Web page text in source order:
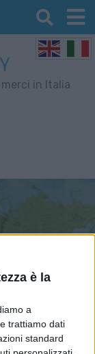
è la
a
trattiamo dati
standard
in Italia